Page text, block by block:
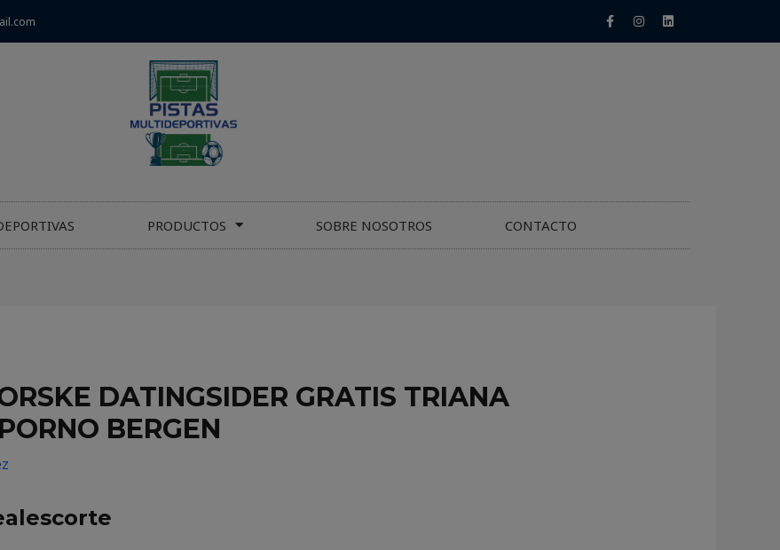
PRODUCTOS SOBRE NOSOTROS CONTACTO
DATINGSIDER GRATIS TRIANA
BERGEN